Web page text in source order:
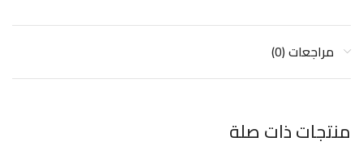
مراجعات (0)
منتجات ذات صلة